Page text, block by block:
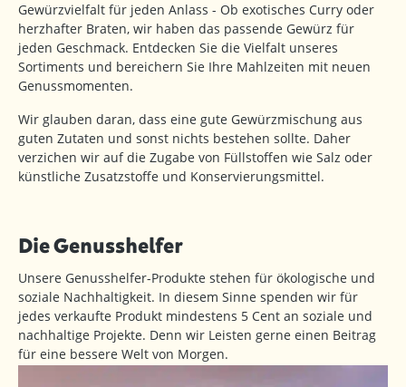
Gewürzvielfalt für jeden Anlass - Ob exotisches Curry oder
herzhafter Braten, wir haben das passende Gewürz für
jeden Geschmack. Entdecken Sie die Vielfalt unseres
Sortiments und bereichern Sie Ihre Mahlzeiten mit neuen
Genussmomenten.
Wir glauben daran, dass eine gute Gewürzmischung aus
guten Zutaten und sonst nichts bestehen sollte. Daher
verzichen wir auf die Zugabe von Füllstoffen wie Salz oder
künstliche Zusatzstoffe und Konservierungsmittel.
Die Genusshelfer
Unsere Genusshelfer-Produkte stehen für ökologische und
soziale Nachhaltigkeit. In diesem Sinne spenden wir für
jedes verkaufte Produkt mindestens 5 Cent an soziale und
nachhaltige Projekte. Denn wir Leisten gerne einen Beitrag
für eine bessere Welt von Morgen.